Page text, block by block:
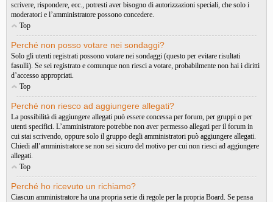
scrivere, rispondere, ecc., potresti aver bisogno di autorizzazioni speciali, che solo i
moderatori e l’amministratore possono concedere.
Top
Perché non posso votare nei sondaggi?
Solo gli utenti registrati possono votare nei sondaggi (questo per evitare risultati
fasulli). Se sei registrato e comunque non riesci a votare, probabilmente non hai i diritti
d’accesso appropriati.
Top
Perché non riesco ad aggiungere allegati?
La possibilità di aggiungere allegati può essere concessa per forum, per gruppi o per
utenti specifici. L’amministratore potrebbe non aver permesso allegati per il forum in
cui stai scrivendo, oppure solo il gruppo degli amministratori può aggiungere allegati.
Chiedi all’amministratore se non sei sicuro del motivo per cui non riesci ad aggiungere
allegati.
Top
Perché ho ricevuto un richiamo?
Ciascun amministratore ha una propria serie di regole per la propria Board. Se pensa